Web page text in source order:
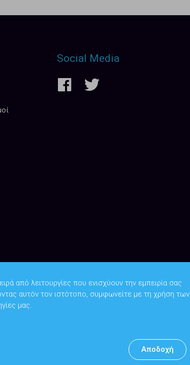
Social Media
Υπουργείο Ψηφιακής Διακυβέρνησης
από λειτουργίες που ενισχύουν την εμπειρία σας
αυτόν τον ιστότοπο, συμφωνείτε με τη χρήση των
μας.
Αποδοχή